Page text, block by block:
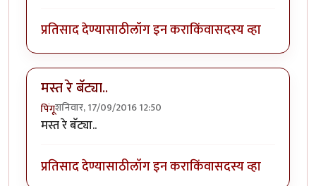
प्रतिसाद देण्यासाठीलॉग इन कराकिंवासदस्य व्हा
मस्त रे बॅट्या..
पिंगूशनिवार, 17/09/2016 12:50
मस्त रे बॅट्या..
प्रतिसाद देण्यासाठीलॉग इन कराकिंवासदस्य व्हा